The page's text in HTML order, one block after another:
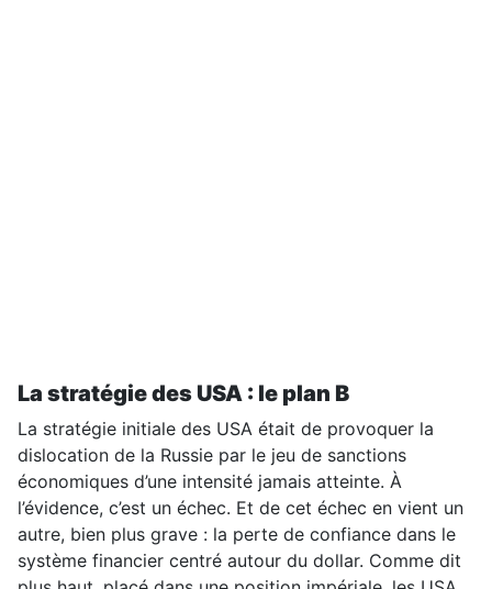
La stratégie des USA : le plan B
La stratégie initiale des USA était de provoquer la
dislocation de la Russie par le jeu de sanctions
économiques d’une intensité jamais atteinte. À
l’évidence, c’est un échec. Et de cet échec en vient un
autre, bien plus grave : la perte de confiance dans le
système financier centré autour du dollar. Comme dit